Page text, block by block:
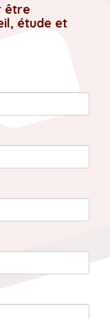
être
étude et